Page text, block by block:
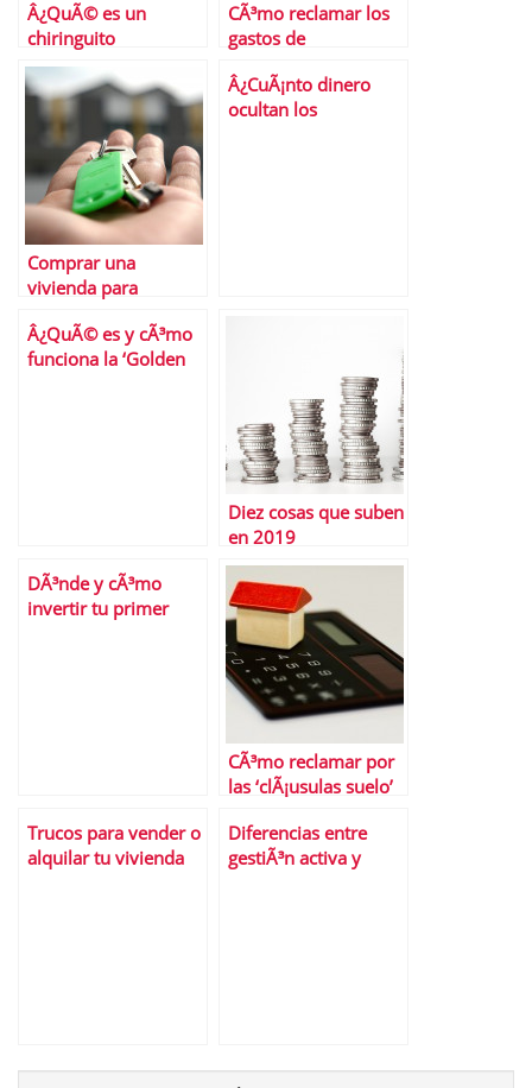
Â¿QuÃ© es un
chiringuito
financiero?
CÃ³mo reclamar los
gastos de
hipoteca
Comprar una
vivienda para
Â¿CuÃ¡nto dinero
ocultan los
Â¿QuÃ© es y cÃ³mo
funciona la ‘Golden
Diez cosas que suben
en 2019
DÃ³nde y cÃ³mo
invertir tu primer
CÃ³mo reclamar por
las ‘clÃ¡usulas suelo’
Trucos para vender o
alquilar tu vivienda
Diferencias entre
gestiÃ³n activa y